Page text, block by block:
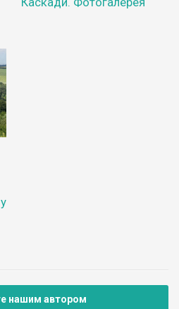
нашим автором